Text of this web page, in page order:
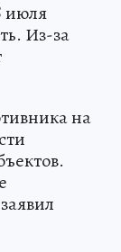
июля
Из-за
на